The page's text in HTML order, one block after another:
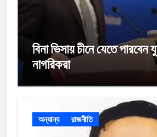
বিনা ভিসায় চীনে যেতে
নাগরিকরা
অন্যান্য রাজনীতি